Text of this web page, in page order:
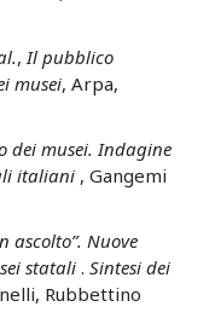
, Il pubblico
musei, Arpa,
dei musei. Indagine
italiani , Gangemi
ascolto”. Nuove
statali . Sintesi dei
Rubbettino